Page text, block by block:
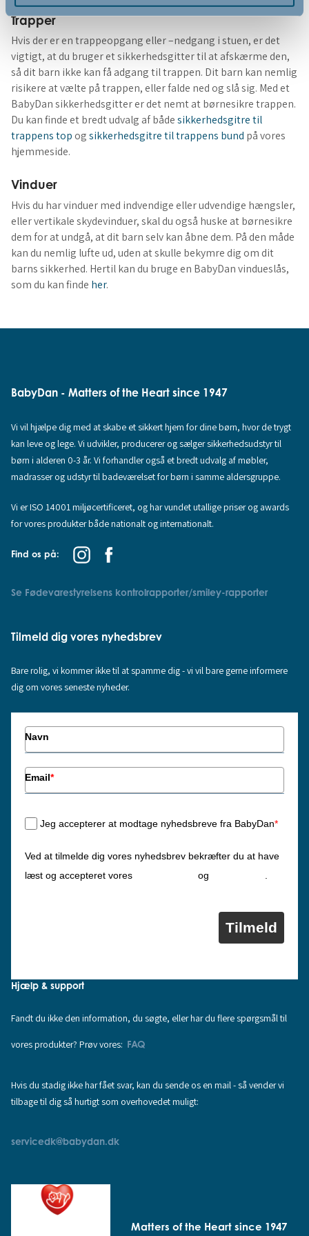
Trapper
Hvis der er en trappeopgang eller –nedgang i stuen, er det
vigtigt, at du bruger et sikkerhedsgitter til at afskærme den,
så dit barn ikke kan få adgang til trappen. Dit barn kan nemlig
risikere at vælte på trappen, eller falde ned og slå sig. Med et
BabyDan sikkerhedsgitter er det nemt at børnesikre trappen.
Du kan finde et bredt udvalg af bådesikkerhedsgitre til
trappens top ogsikkerhedsgitre til trappens bund på vores
hjemmeside.
Vinduer
Hvis du har vinduer med indvendige eller udvendige hængsler,
eller vertikale skydevinduer, skal du også huske at børnesikre
dem for at undgå, at dit barn selv kan åbne dem. På den måde
kan du nemlig lufte ud, uden at skulle bekymre dig om dit
barns sikkerhed. Hertil kan du bruge en BabyDan vindueslås,
som du kan finde her.
BabyDan - Matters of the Heart since 1947
Vi vil hjælpe dig med at skabe et sikkert hjem for dine børn, hvor de trygt
kan leve og lege. Vi udvikler, producerer og sælger sikkerhedsudstyr til
børn i alderen 0-3 år. Vi forhandler også et bredt udvalg af møbler,
madrasser og udstyr til badeværelset for børn i samme aldersgruppe.
Vi er ISO 14001 miljøcertificeret, og har vundet utallige priser og awards
for vores produkter både nationalt og internationalt.
Find os på:
Se Fødevarestyrelsens kontrolrapporter/smiley-rapporter
Tilmeld dig vores nyhedsbrev
Bare rolig, vi kommer ikke til at spamme dig - vi vil bare gerne informere
dig om vores seneste nyheder.
Navn
Email*
Jeg accepterer at modtage nyhedsbreve fra BabyDan*
Ved at tilmelde dig vores nyhedsbrev bekræfter du at have
læst og accepteret vores
og .
Tilmeld
Hjælp & support
Fandt du ikke den information, du søgte, eller har du flere spørgsmål til
vores produkter? Prøv vores: FAQ
Hvis du stadig ikke har fået svar, kan du sende os en mail - så vender vi
tilbage til dig så hurtigt som overhovedet muligt:
servicedk@babydan.dk
Matters of the Heart since 1947